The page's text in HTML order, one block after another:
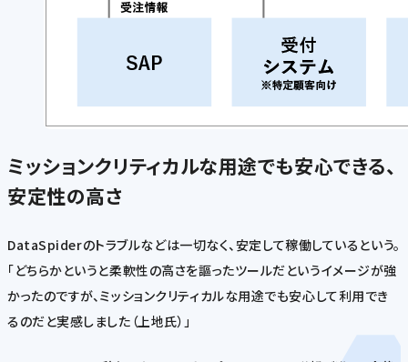
ミッションクリティカルな用途でも安心できる、
安定性の高さ
DataSpiderのトラブルなどは一切なく、安定して稼働しているという。
「どちらかというと柔軟性の高さを謳ったツールだというイメージが強
かったのですが、ミッションクリティカルな用途でも安心して利用でき
るのだと実感しました（上地氏）」